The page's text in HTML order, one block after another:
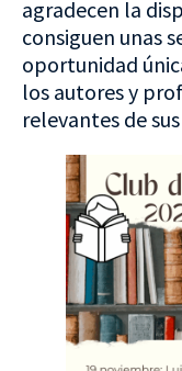
agradecen la
consiguen unas
oportunidad
los autores y
relevantes de